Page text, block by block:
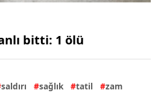
bitti: 1 ölü
saldırı sağlık tatil
zam